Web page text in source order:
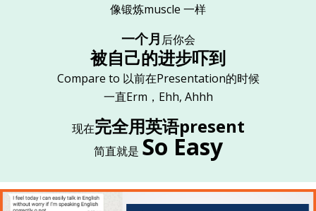
像锻炼muscle 一样
一个月 后你会
被自己的进步吓到
Compare to 以前在Presentation的时候
一直Erm，Ehh, Ahhh
现在完全用英语present
简直就是 So Easy